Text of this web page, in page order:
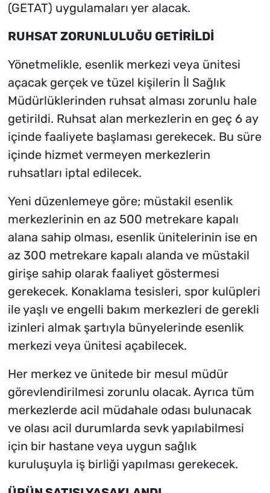
(GETAT) uygulamaları yer alacak.
RUHSAT ZORUNLULUĞU GETİRİLDİ
Yönetmelikle, esenlik merkezi veya ünitesi
açacak gerçek ve tüzel kişilerin İl Sağlık
Müdürlüklerinden ruhsat alması zorunlu hale
getirildi. Ruhsat alan merkezlerin en geç 6 ay
içinde faaliyete başlaması gerekecek. Bu süre
içinde hizmet vermeyen merkezlerin
ruhsatları iptal edilecek.
Yeni düzenlemeye göre; müstakil esenlik
merkezlerinin en az 500 metrekare kapalı
alana sahip olması, esenlik ünitelerinin ise en
az 300 metrekare kapalı alanda ve müstakil
girişe sahip olarak faaliyet göstermesi
gerekecek. Konaklama tesisleri, spor kulüpleri
ile yaşlı ve engelli bakım merkezleri de gerekli
izinleri almak şartıyla bünyelerinde esenlik
merkezi veya ünitesi açabilecek.
Her merkez ve ünitede bir mesul müdür
görevlendirilmesi zorunlu olacak. Ayrıca tüm
merkezlerde acil müdahale odası bulunacak
ve olası acil durumlarda sevk yapılabilmesi
için bir hastane veya uygun sağlık
kuruluşuyla iş birliği yapılması gerekecek.